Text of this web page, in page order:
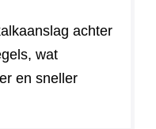
achter
wat
en sneller